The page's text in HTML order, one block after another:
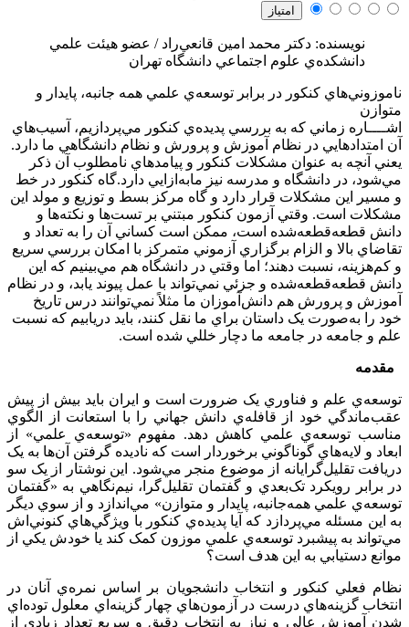
نویسنده: دکتر محمد امين قانعي‌راد / عضو هيئت علمي
دانشکده‌ي علوم اجتماعي دانشگاه تهران
ناموزوني‌هاي کنکور در برابر توسعه‌ي علمي همه جانبه، پايدار و
متوازن
اشــــاره زماني که به بررسي پديده‌ي کنکور مي‌پردازيم، آسيب‌هاي
آن امتدادهايي در نظام آموزش و پرورش و نظام دانشگاهي ما دارد.
يعني آنچه به عنوان مشکلات کنکور و پيامدهاي نامطلوب آن ذکر
مي‌شود، در دانشگاه و مدرسه نيز مابه‌ازايي دارد.گاه کنکور در خط
و مسير اين مشکلات قرار دارد و گاه مرکز بسط و توزيع و مولد اين
مشکلات است. وقتي آزمون کنکور مبتني بر تست‌ها و نکته‌ها و
دانش قطعه‌قطعه‌شده است، ممکن است کساني آن را به تعداد و
تقاضاي بالا و الزام برگزاري آزموني متمرکز با امکان بررسي سريع
و کم‌هزينه، نسبت دهند؛ اما وقتي در دانشگاه هم مي‌بينيم که اين
دانش قطعه‌قطعه‌شده و جزئي نمي‌تواند با عمل پيوند يابد، و در نظام
آموزش و پرورش هم دانش‌آموزان ما مثلاً نمي‌توانند درس تاريخ
خود را به‌صورت يک داستان براي ما نقل کنند، بايد دريابيم که نسبت
علم و جامعه در جامعه ما دچار خللي شده است.
مقدمه
توسعه‌ي علم و فناوري يک ضرورت است و ايران بايد بيش از پيش
عقب‌ماندگي خود از قافله‌ي دانش جهاني را با استعانت از الگوي
مناسب توسعه‌ي علمي کاهش دهد. مفهوم «توسعه‌ي علمي» از
ابعاد و لايه‌هاي گوناگوني برخوردار است که ناديده گرفتن آن‌ها به يک
دريافت تقليل‌گرايانه از موضوع منجر مي‌شود. اين نوشتار از يک سو
در برابر رويکرد تک‌بعدي و گفتمان تقليل‌گرا، نيم‌نگاهي به «گفتمان
توسعه‌ي علمي همه‌جانبه، پايدار و متوازن» مي‌اندازد و از سوي ديگر
به اين مسئله مي‌پردازد که آيا پديده‌ي کنکور با ويژگي‌هاي کنوني‌اش
مي‌تواند به پيشبرد توسعه‌ي علمي موزون کمک کند يا خودش يکي از
موانع دستيابي به اين هدف است؟
نظام فعلي کنکور و انتخاب دانشجويان بر اساس نمره‌ي آنان در
انتخاب گزينه‌هاي درست در آزمون‌هاي چهار گزينه‌اي معلول توده‌اي
شدن آموزش عالي و نياز به انتخاب دقيق و سريع تعداد زيادي از